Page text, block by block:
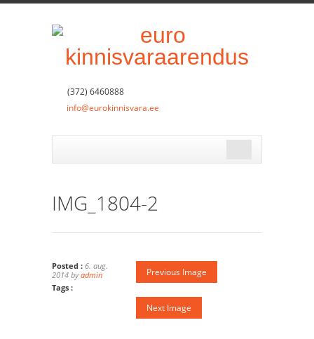
(372) 6460888
info@eurokinnisvara.ee
IMG_1804-2
Posted : 6. aug.
2014 byadmin
Tags :
Previous Image
Next Image